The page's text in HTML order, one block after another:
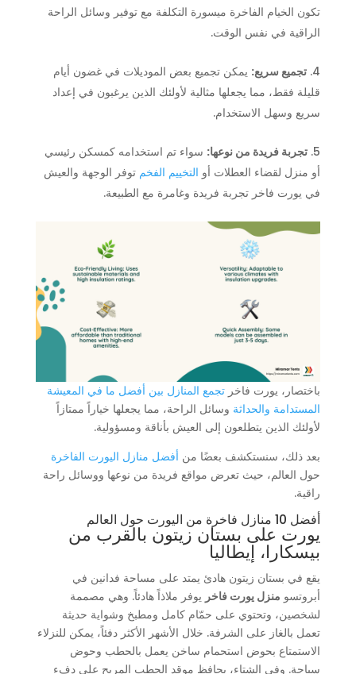
تكون الخيام الفاخرة ميسورة التكلفة مع توفير وسائل الراحة
الراقية في نفس الوقت.
تجميع سريع: يمكن تجميع بعض الموديلات في غضون أيام
قليلة فقط، مما يجعلها مثالية لأولئك الذين يرغبون في إعداد
سريع وسهل الاستخدام.
تجربة فريدة من نوعها: سواء تم استخدامه كمسكن رئيسي
أو منزل لقضاء العطلات أو التخييم الفخم توفر الوجهة والعيش
في يورت فاخر تجربة فريدة وغامرة مع الطبيعة.
باختصار، يورت فاخر تجمع المنازل بين أفضل ما في المعيشة
المستدامة والحداثة وسائل الراحة، مما يجعلها خياراً ممتازاً
لأولئك الذين يتطلعون إلى العيش بأناقة ومسؤولية.
بعد ذلك، سنستكشف بعضًا من أفضل منازل اليورت الفاخرة
حول العالم، حيث تعرض مواقع فريدة من نوعها ووسائل راحة
راقية.
أفضل 10 منازل فاخرة من اليورت حول العالم
يورت على بستان زيتون بالقرب من
بيسكارا، إيطاليا
يقع في بستان زيتون هادئ يمتد على مساحة فدانين في
أبروتسو منزل يورت فاخر يوفر ملاذاً هادئاً. وهي مصممة
لشخصين، وتحتوي على حمّام كامل ومطبخ وشواية حديثة
تعمل بالغاز على الشرفة. خلال الأشهر الأكثر دفئاً، يمكن للنزلاء
الاستمتاع بحوض استحمام ساخن يعمل بالحطب وحوض
سباحة. وفي الشتاء، يحافظ موقد الحطب المريح على دفء